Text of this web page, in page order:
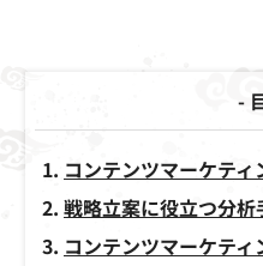
-
コンテンツマーケテ
戦略立案に役立つ分
コンテンツマーケテ